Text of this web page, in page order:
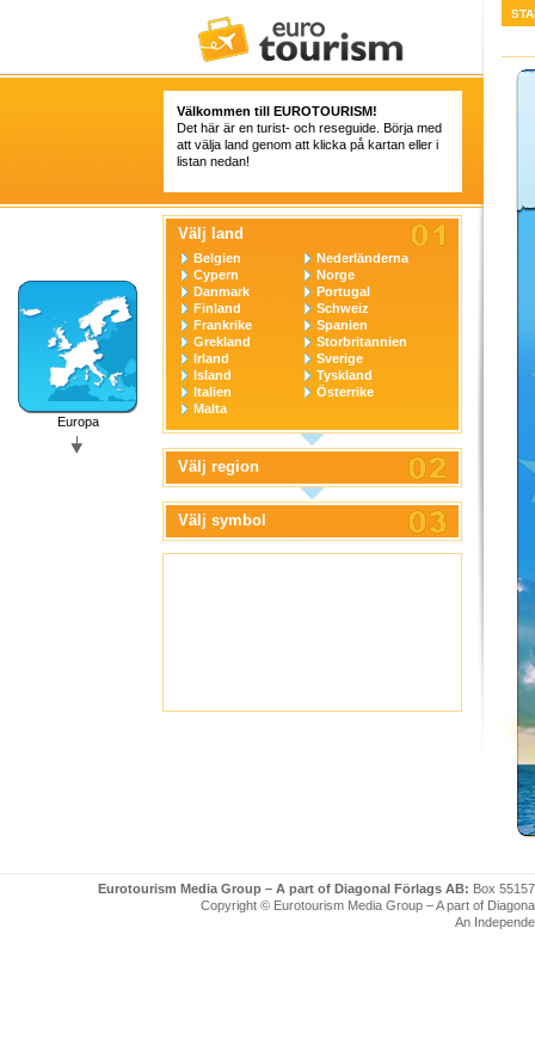
Välkommen till EUROTOURISM!
Det här är en turist- och reseguide. Börja med
att välja land genom att klicka på kartan eller i
listan nedan!
Europa
Välj land
Belgien
Cypern
Danmark
Finland
Frankrike
Grekland
Irland
Island
Italien
Malta
Nederländerna
Norge
Portugal
Schweiz
Spanien
Storbritannien
Sverige
Tyskland
Österrike
Välj region
Välj symbol
Eurotourism Media Group – A part of Diagonal Förlags AB: Box
Copyright © Eurotourism Media Group – A part of
An